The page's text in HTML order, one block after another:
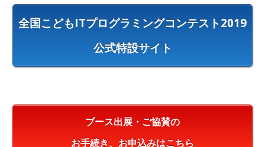
全国こどもITプログラミングコンテスト2019
公式特設サイト
ブース出展・ご協賛の
お手続き、お申込みはこちら